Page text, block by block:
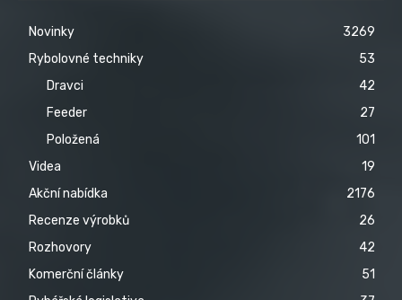
Novinky
3269
Rybolovné techniky
53
Dravci
42
Feeder
27
Položená
101
Videa
19
Akční nabídka
2176
Recenze výrobků
26
Rozhovory
42
Komerční články
51